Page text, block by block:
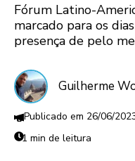
Fórum Latino-
marcado para os
presença de pelo
Guilherme
26/06/
1 min de leitura